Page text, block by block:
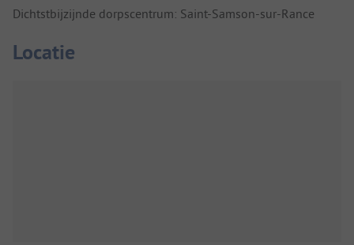
Dichtstbijzijnde dorpscentrum: Saint-Samson-sur-Rance
Locatie